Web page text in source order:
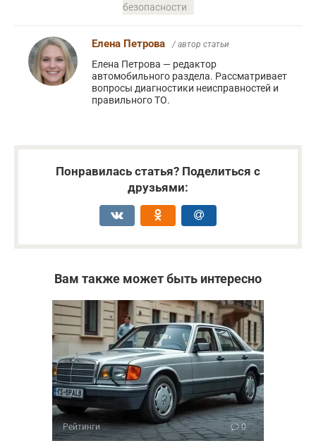
безопасности
Елена Петрова / автор статьи
Елена Петрова — редактор
автомобильного раздела. Рассматривает
вопросы диагностики неисправностей и
правильного ТО.
Понравилась статья? Поделиться с
друзьями:
Вам также может быть интересно
Рейтинги 0